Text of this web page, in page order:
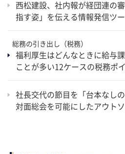
西松建設、社内報が経団連の
指す姿」を伝える情報発信ツ
総務の引き出し（税務）
福利厚生はどんなときに給与
ことが多い12ケースの税務ポ
社長交代の節目を「台本なし
対面総会を可能にしたアウト